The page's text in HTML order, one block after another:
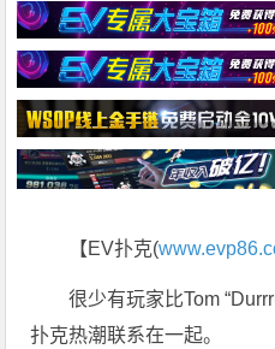
【EV扑克(
很少有玩家比Tom
扑克热潮联系在一起。